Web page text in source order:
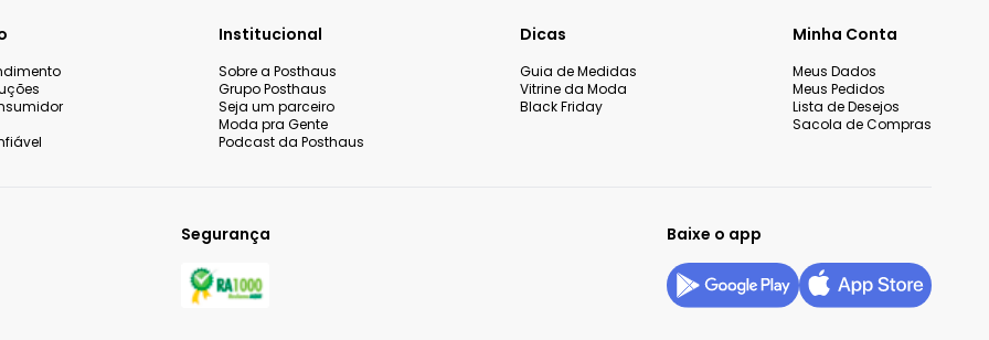
Institucional
Sobre a Posthaus
Grupo Posthaus
Seja um parceiro
Moda pra Gente
Podcast da Posthaus
Dicas
Guia de Medidas
Vitrine da Moda
Black Friday
Minha Conta
Meus Dados
Meus Pedidos
Lista de Desejos
Sacola de Compras
Segurança Baixe o app